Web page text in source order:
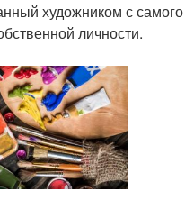
художником с самого
личности.